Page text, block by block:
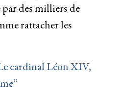
des milliers de
rattacher les
cardinal Léon XIV,